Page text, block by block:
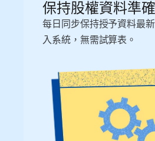
保持股權資料準確
每日同步保持授予資料最
入系統，無需試算表。